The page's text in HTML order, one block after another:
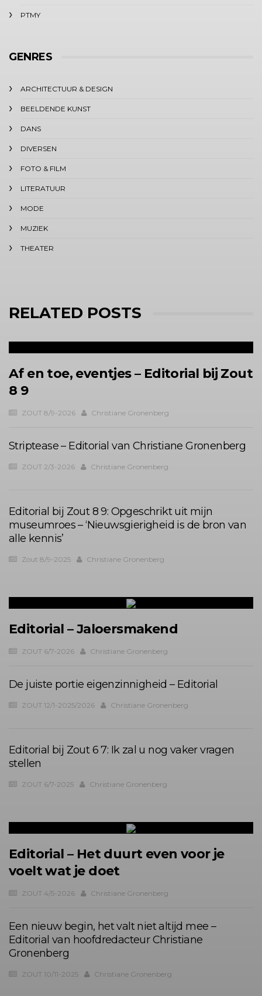
PTMY
GENRES
ARCHITECTUUR & DESIGN
BEELDENDE KUNST
DANS
DIVERSEN
FOTO & FILM
LITERATUUR
MODE
MUZIEK
THEATER
RELATED POSTS
Af en toe, eventjes – Editorial bij Zout
8 9
ZOUT 8/9-2026 Christiane Gronenberg
Striptease – Editorial van Christiane Gronenberg
ZOUT 2/3-2026 Christiane Gronenberg
Editorial bij Zout 8 9: Opgeschrikt uit mijn
museumroes – ‘Nieuwsgierigheid is de bron van
alle kennis’
Zout 8/9-2025 Christiane Gronenberg
Editorial – Jaloersmakend
ZOUT 6/7-2026 Christiane Gronenberg
De juiste portie eigenzinnigheid – Editorial
ZOUT 12/1-2025/2026 Christiane Gronenberg
Editorial bij Zout 6 7: Ik zal u nog vaker vragen
stellen
ZOUT 6/7-2025 Christiane Gronenberg
Editorial – Het duurt even voor je
voelt wat je doet
ZOUT 4/5-2026 Christiane Gronenberg
Een nieuw begin, het valt niet altijd mee –
Editorial van hoofdredacteur Christiane
Gronenberg
ZOUT 10/11-2025 Christiane Gronenberg